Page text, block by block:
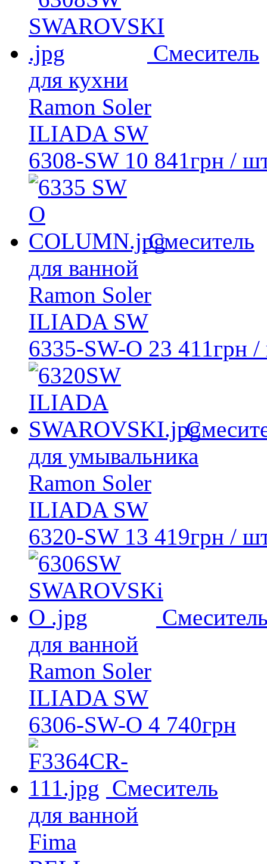
Смеситель
для кухни
Ramon Soler
ILIADA SW
6308-SW 10 841грн /
Смеситель
для ванной
Ramon Soler
ILIADA SW
6335-SW-O 23 411грн /
для умывальника
Ramon Soler
ILIADA SW
6320-SW 13 419грн /
для ванной
Ramon Soler
ILIADA SW
6306-SW-O 4 740грн
Смеситель
для ванной
Fima